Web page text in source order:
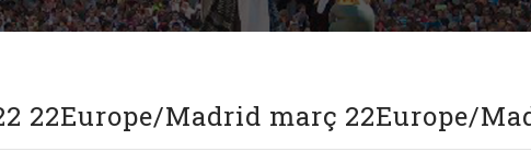
22Europe/Madrid març 22Europe/